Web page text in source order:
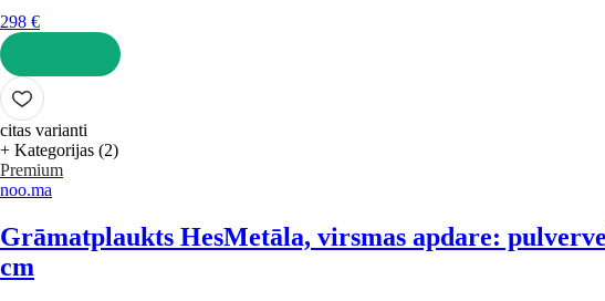
298 €
LIKT GROZĀ
citas varianti
+ Kategorijas (2)
Premium
noo.ma
Grāmatplaukts HesMetāla, virsmas apdare:
cm